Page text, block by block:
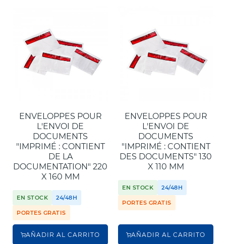
ENVELOPPES POUR
L'ENVOI DE
DOCUMENTS
"IMPRIMÉ : CONTIENT
DE LA
DOCUMENTATION" 220
X 160 MM
EN STOCK 24/48H
PORTES GRATIS
AÑADIR AL CARRITO
ENVELOPPES POUR
L'ENVOI DE
DOCUMENTS
"IMPRIMÉ : CONTIENT
DES DOCUMENTS" 130
X 110 MM
EN STOCK 24/48H
PORTES GRATIS
AÑADIR AL CARRITO